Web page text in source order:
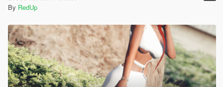
By RedUp